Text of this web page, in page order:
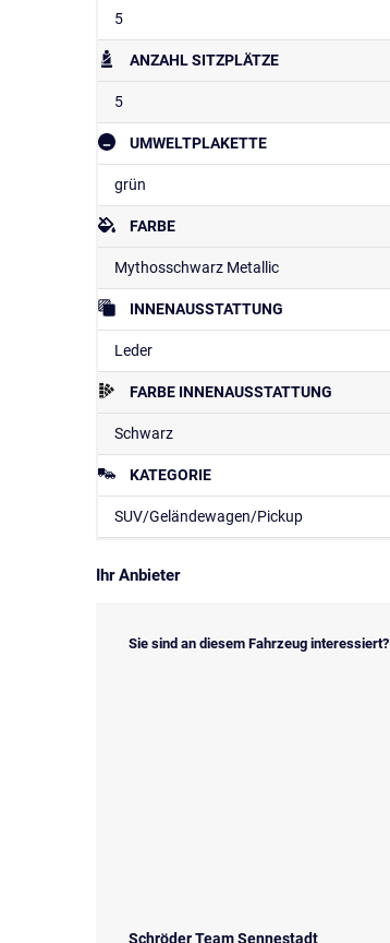
5
ANZAHL SITZPLÄTZE
5
UMWELTPLAKETTE
grün
FARBE
Mythosschwarz Metallic
INNENAUSSTATTUNG
Leder
FARBE INNENAUSSTATTUNG
Schwarz
KATEGORIE
SUV/Geländewagen/Pickup
Ihr Anbieter
Sie sind an diesem Fahrzeug interessiert?
Schröder Team Sennestadt